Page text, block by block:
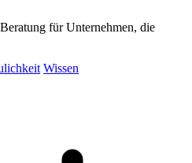
für Unternehmen, die
Wissen